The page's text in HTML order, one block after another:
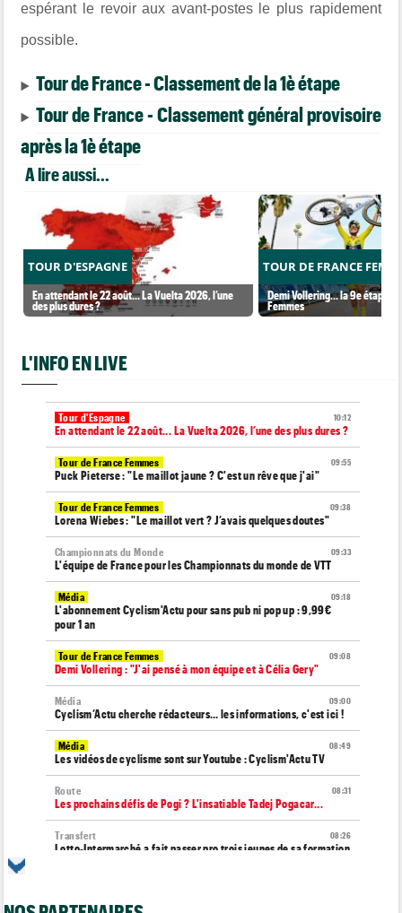
espérant le revoir aux avant-postes le plus rapidement
possible.
Tour de France - Classement de la 1è étape
Tour de France - Classement général provisoire
après la 1è étape
A lire aussi...
TOUR D'ESPAGNE
En attendant le 22 août... La Vuelta 2026, l’une
des plus dures ?
TOUR DE FRANCE
Demi Vollering... la 9e étape et
Femmes
L'INFO EN LIVE
10:12
Tour d'Espagne
En attendant le 22 août... La Vuelta 2026, l’une des plus dures ?
09:55
Tour de France Femmes
Puck Pieterse : "Le maillot jaune ? C'est un rêve que j'ai"
09:38
Tour de France Femmes
Lorena Wiebes : "Le maillot vert ? J’avais quelques doutes"
09:33
Championnats du Monde
L'équipe de France pour les Championnats du monde de VTT
09:18
Média
L'abonnement Cyclism'Actu pour sans pub ni pop up : 9,99€
pour 1 an
09:08
Tour de France Femmes
Demi Vollering : "J'ai pensé à mon équipe et à Célia Gery"
09:00
Média
Cyclism’Actu cherche rédacteurs… les informations, c'est ici !
08:49
Média
Les vidéos de cyclisme sont sur Youtube : Cyclism'Actu TV
08:31
Route
Les prochains défis de Pogi ? L'insatiable Tadej Pogacar...
08:26
Transfert
Lotto-Intermarché a fait passer pro trois jeunes de sa formation